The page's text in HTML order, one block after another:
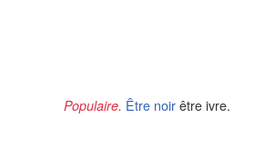
Populaire. Être noir être ivre.